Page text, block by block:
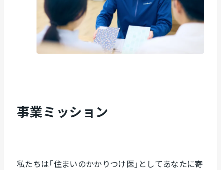
事業ミッション
私たちは「住まいのかかりつけ医」としてあなたに寄